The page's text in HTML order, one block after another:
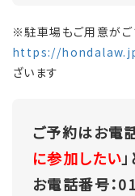
※駐車場もご用意が
https://
ざいます
ご予約はお電
に参加したい
お電話番号：